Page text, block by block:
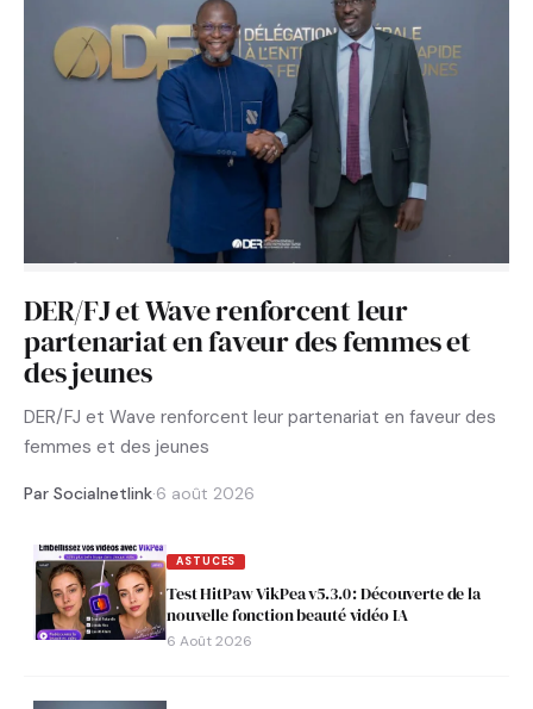
DER/FJ et Wave renforcent leur
partenariat en faveur des femmes et
des jeunes
DER/FJ et Wave renforcent leur partenariat en faveur des
femmes et des jeunes
Par Socialnetlink·6 août 2026
ASTUCES
Test HitPaw VikPea v5.3.0 : Découverte de la
nouvelle fonction beauté vidéo IA
6 Août 2026